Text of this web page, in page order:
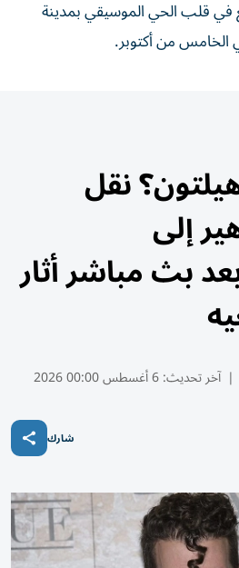
مربع في قلب الحي الموسيقي بمدينة
الخامس من أكتوبر.
نقل
إلى
بث مباشر أثار
| آخر تحديث:6 أغسطس 00:00 2026
شارك